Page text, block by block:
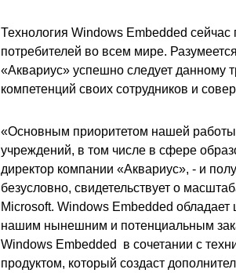
Технология Windows Embedded
потребителей во всем мире.
«Аквариус» успешно следует
компетенций своих сотрудников и
«Основным приоритетом нашей работы
учреждений, в том числе в сфере
директор компании «Аквариус», - и
безусловно, свидетельствует о
Microsoft. Windows Embedded
нашим нынешним и потенциальным
Windows Embedded в сочетании с
продуктом, который создаст